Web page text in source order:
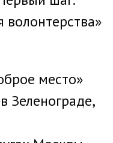
волонтерства»
место»
Зеленограде,